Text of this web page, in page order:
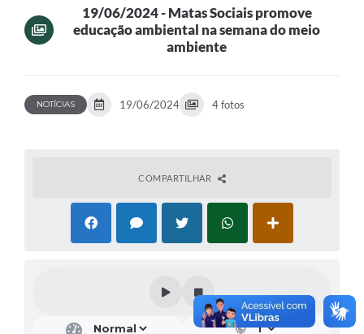
19/06/2024 - Matas Sociais promove
educação ambiental na semana do meio
ambiente
NOTÍCIAS 19/06/2024 4 fotos
COMPARTILHAR